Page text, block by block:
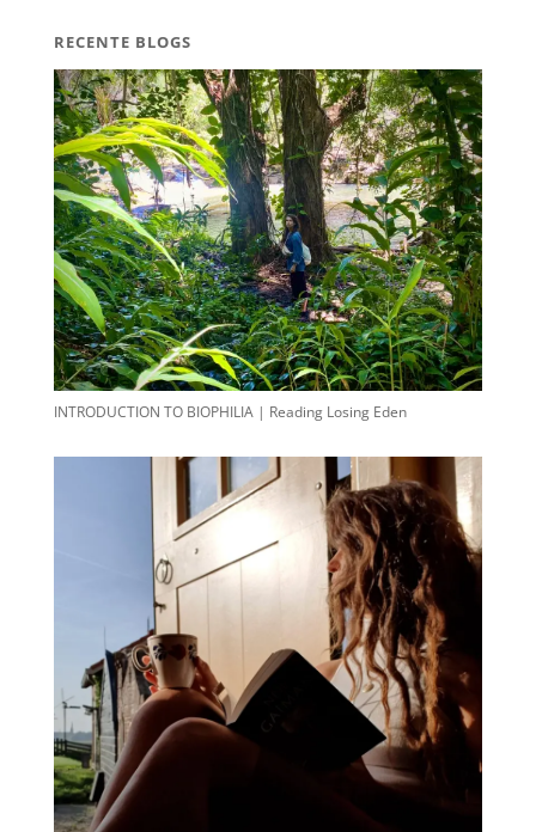
RECENTE BLOGS
INTRODUCTION TO BIOPHILIA | Reading Losing Eden